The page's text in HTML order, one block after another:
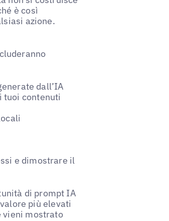
è così
azione.
dall’IA
tuoi contenuti
e dimostrare il
di prompt IA
più elevati
vieni mostrato